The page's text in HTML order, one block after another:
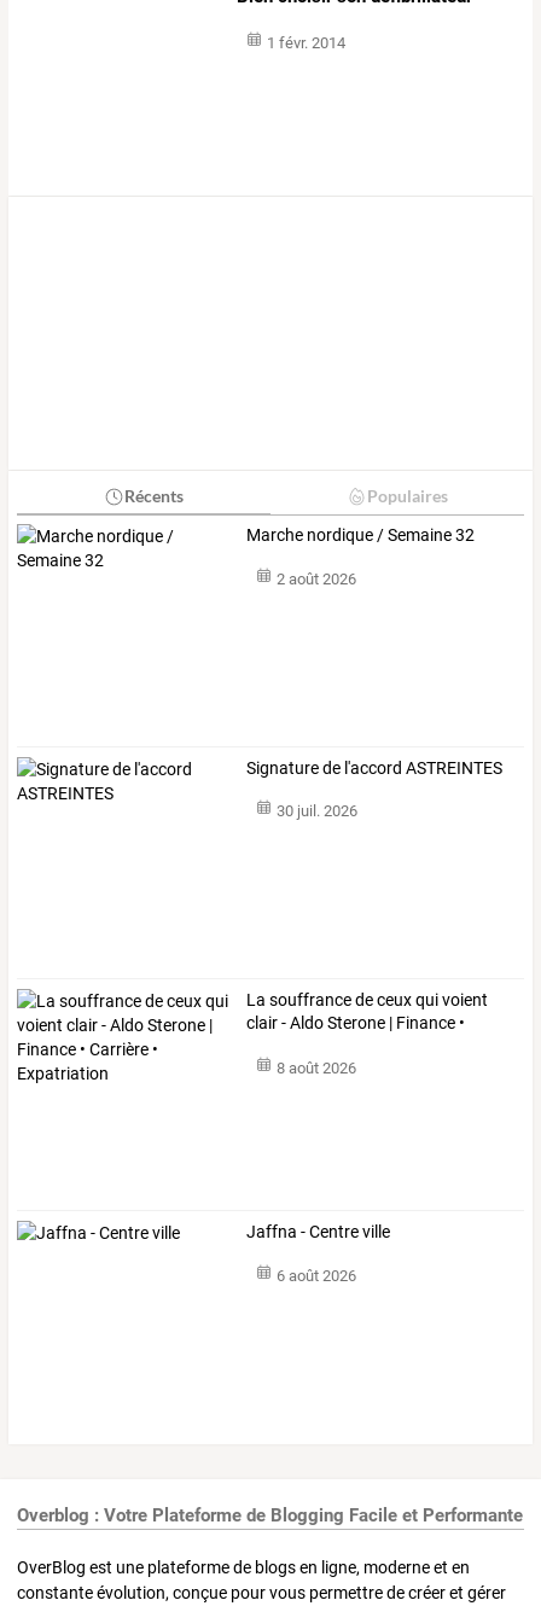
1 févr. 2014
Récents Populaires
Marche nordique / Semaine 32
2 août 2026
Signature de l'accord ASTREINTES
30 juil. 2026
La souffrancedeceuxquivoient
clair-AldoSterone | Finance •
8 août 2026
Jaffna - Centre ville
6 août 2026
Overblog : Votre Plateforme de Blogging Facile et Performante
OverBlog est une plateforme de blogs en ligne, moderne et en
constante évolution, conçue pour vous permettre de créer et gérer